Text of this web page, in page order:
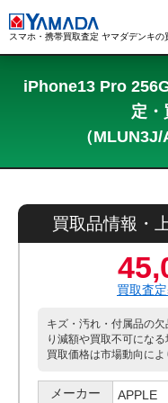
スマホ・携帯買取査定 ヤマダデンキの
iPhone13 Pro
定・
（
買取品情報・
買取査
キズ・汚れ・付属品の
り減額や買取不可にな
買取価格は市場動向によ
メーカー
APPLE